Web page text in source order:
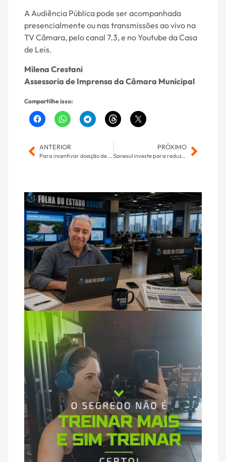
A Audiência Pública pode ser acompanhada
presencialmente ou nas transmissões ao vivo na
TV Câmara, pelo canal 7.3, e no Youtube da Casa
de Leis.
Milena Crestani
Assessoria de Imprensa da Câmara Municipal
Compartilhe isso:
ANTERIOR
Para incentivar doação de medula óssea, Câmara lança campanha “Campo Grande é Sangue Bom” no dia 3 de setembro
PRÓXIMO
Sanesul investe para reduzir perdas de água em Naviraí, Iguatemi e Caarapó